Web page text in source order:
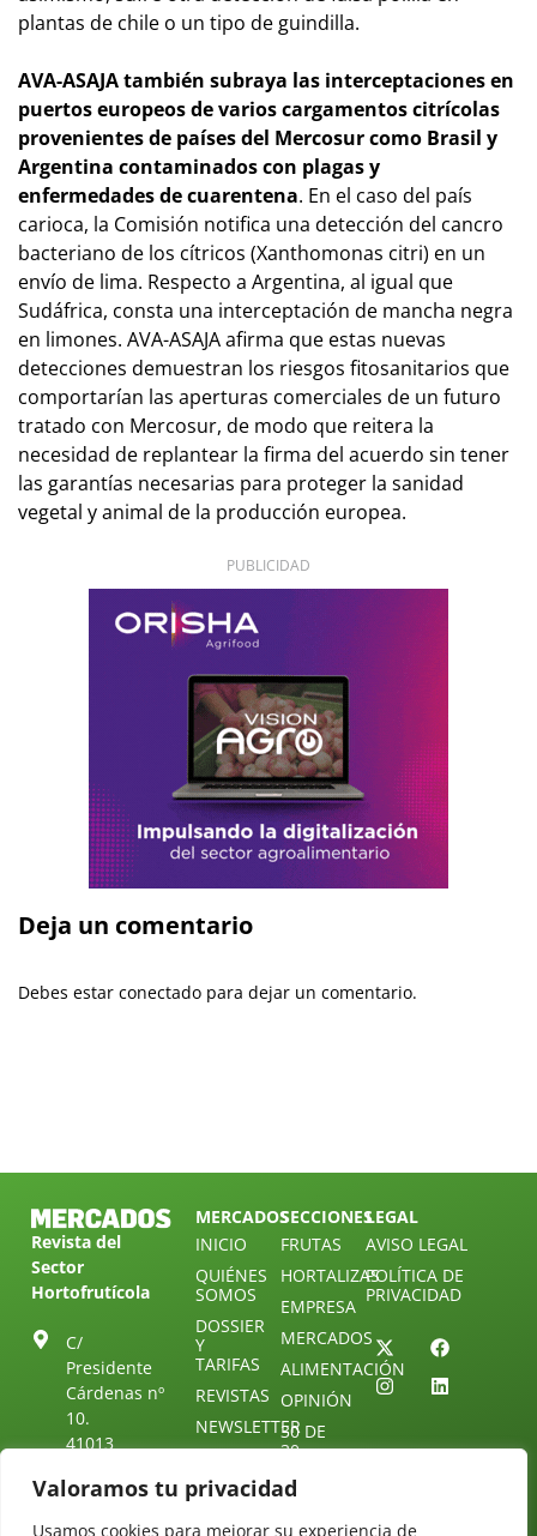
Valoramos tu privacidad
Usamos cookies para mejorar su experiencia de
plantas de chile o un tipo de guindilla.
AVA-ASAJA también subraya las interceptaciones en
puertos europeos de varios cargamentos citrícolas
provenientes de países del Mercosur como Brasil y
Argentina contaminados con plagas y
enfermedades de cuarentena. En el caso del país
carioca, la Comisión notifica una detección del cancro
bacteriano de los cítricos (Xanthomonas citri) en un
envío de lima. Respecto a Argentina, al igual que
Sudáfrica, consta una interceptación de mancha negra
en limones. AVA-ASAJA afirma que estas nuevas
detecciones demuestran los riesgos fitosanitarios que
comportarían las aperturas comerciales de un futuro
tratado con Mercosur, de modo que reitera la
necesidad de replantear la firma del acuerdo sin tener
las garantías necesarias para proteger la sanidad
vegetal y animal de la producción europea.
PUBLICIDAD
Deja un comentario
Debes estar conectado para dejar un comentario.
Revista del
Sector
Hortofrutícola
C/
Presidente
Cárdenas nº
10.
41013
ESPAÑA
Tel: (+34) 954
MERCADOS
INICIO
QUIÉNES
SOMOS
DOSSIER
Y
TARIFAS
REVISTAS
NEWSLETTER
ÚNETE A
TELEGRAM
SECCIONES
FRUTAS
HORTALIZAS
EMPRESA
MERCADOS
ALIMENTACIÓN
OPINIÓN
30 DE
30
DIRECTORIO
LEGAL
AVISO LEGAL
POLÍTICA DE
PRIVACIDAD